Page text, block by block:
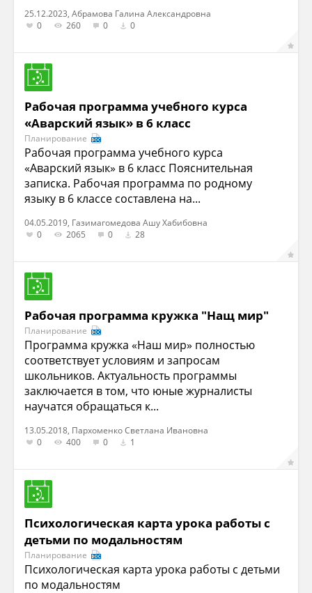
25.12.2023, Абрамова Галина Александровна
0
260 0 0
Рабочая программа учебного курса
«Аварский язык» в 6 класс
Планирование
Рабочая программа учебного курса
«Аварский язык» в 6 класс Пояснительная
записка. Рабочая программа по родному
языку в 6 классе составлена на...
04.05.2019, Газимагомедова Ашу Хабибовна
0
2065 0 28
Рабочая программа кружка "Нащ мир"
Планирование
Программа кружка «Наш мир» полностью
соответствует условиям и запросам
школьников. Актуальность программы
заключается в том, что юные журналисты
научатся обращаться к...
13.05.2018, Пархоменко Светлана Ивановна
0
400 0 1
Психологическая карта урока работы с
детьми по модальностям
Планирование
Психологическая карта урока работы с детьми
по модальностям